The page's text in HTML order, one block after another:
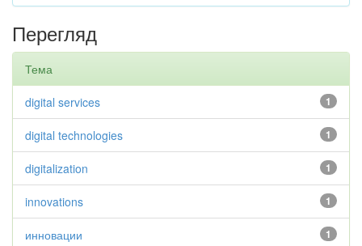
Перегляд
Тема
1
digital services
1
digital technologies
1
digitalization
1
innovations
1
инновации